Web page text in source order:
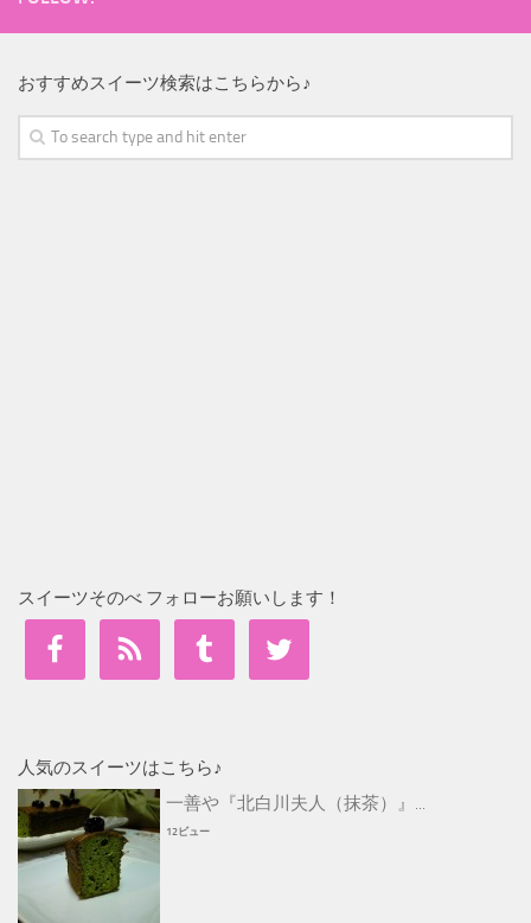
おすすめスイーツ検索はこちらから♪
スイーツそのべ フォローお願いします！
人気のスイーツはこちら♪
一善や『北白川夫人（抹茶）』...
12ビュー